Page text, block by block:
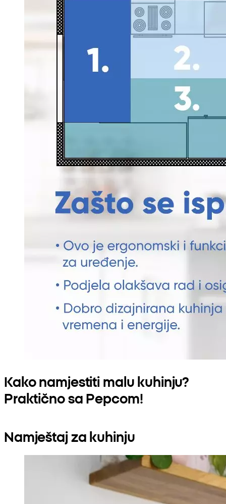
Kako namjestiti malu kuhinju?
Praktično sa Pepcom!
Namještaj za kuhinju